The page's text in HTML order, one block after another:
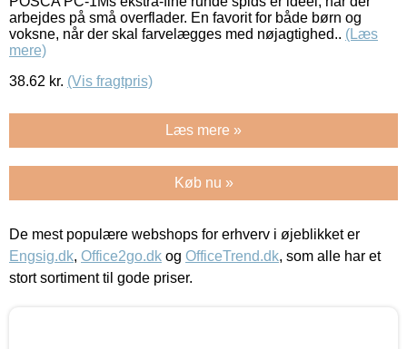
arbejdes på små overflader. En favorit for både børn og
voksne, når der skal farvelægges med nøjagtighed.. (Læs
mere)
38.62 kr. (Vis fragtpris)
Læs mere »
Køb nu »
De mest populære webshops for erhverv i øjeblikket er
Engsig.dk, Office2go.dk og OfficeTrend.dk, som alle har et
stort sortiment til gode priser.